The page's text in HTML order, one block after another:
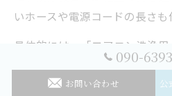
いホースや電源コードの長さも
具体的には、「エアコン洗浄
ー」が付属しているモデルを
に作業できます。ご自身のエ
090-
お問い合わせ 公